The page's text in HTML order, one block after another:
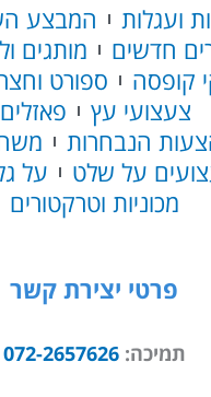
ועגלות
המבצע
חדשים
מותגים
קופסה
ספורט
צעצועי עץ
פאזלים
על שלט
על
מכוניות וטרקטורים
פרטי יצירת קשר
תמיכה:072-2657626